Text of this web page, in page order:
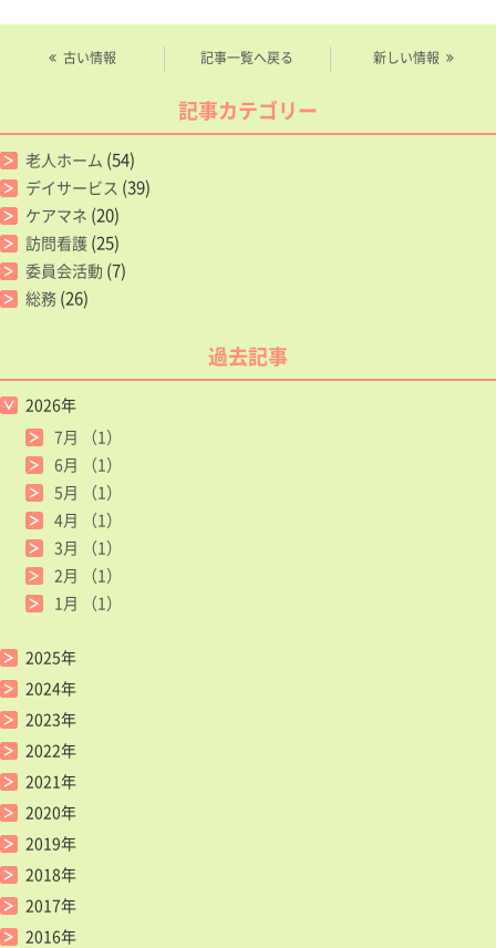
古い情報 記事一覧へ戻る 新しい情報
記事カテゴリー
老人ホーム (54)
デイサービス (39)
ケアマネ (20)
訪問看護 (25)
委員会活動 (7)
総務 (26)
過去記事
2026年
7月
（1）
6月
（1）
5月
（1）
4月
（1）
3月
（1）
2月
（1）
1月
（1）
2025年
2024年
2023年
2022年
2021年
2020年
2019年
2018年
2017年
2016年